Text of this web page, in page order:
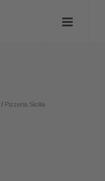
/ Pizzeria Sicilia